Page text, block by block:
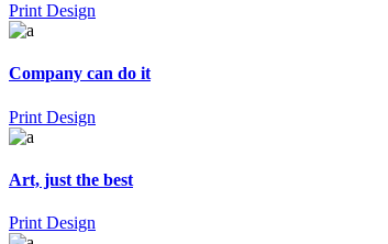
Print Design
Company can do it
Print Design
Art, just the best
Print Design